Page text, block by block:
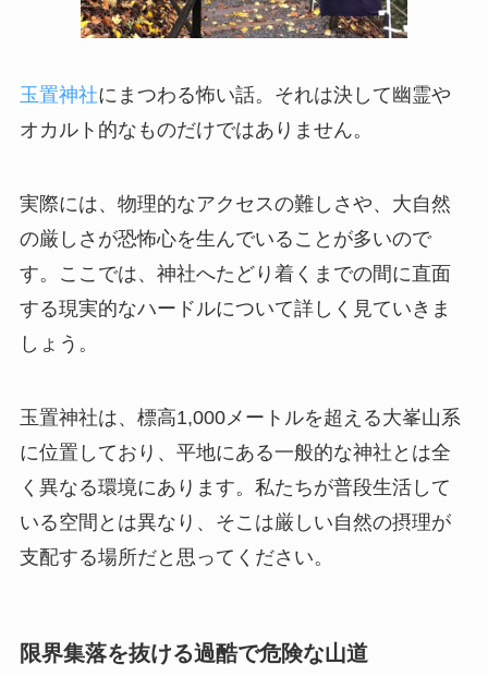
玉置神社にまつわる怖い話。それは決して幽霊や
オカルト的なものだけではありません。
実際には、物理的なアクセスの難しさや、大自然
の厳しさが恐怖心を生んでいることが多いので
す。ここでは、神社へたどり着くまでの間に直面
する現実的なハードルについて詳しく見ていきま
しょう。
玉置神社は、標高1,000メートルを超える大峯山系
に位置しており、平地にある一般的な神社とは全
く異なる環境にあります。私たちが普段生活して
いる空間とは異なり、そこは厳しい自然の摂理が
支配する場所だと思ってください。
限界集落を抜ける過酷で危険な山道